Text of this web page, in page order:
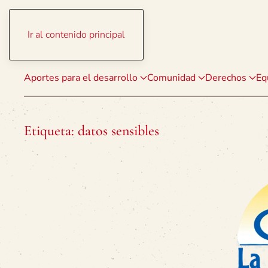
Ir al contenido principal
Aportes para el desarrollo Comunidad Derechos
Etiqueta: datos sensibles